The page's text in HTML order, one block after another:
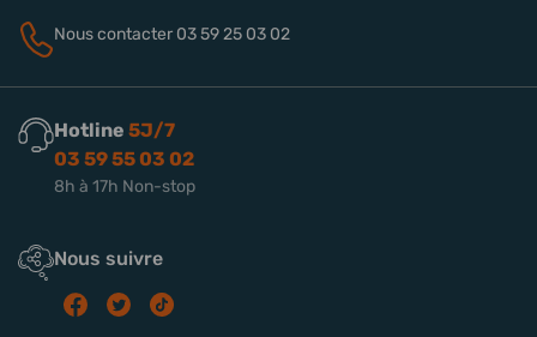
Nous contacter 03 59 25 03 02
Hotline 5J/7
03 59 55 03 02
8h à 17h Non-stop
Nous suivre